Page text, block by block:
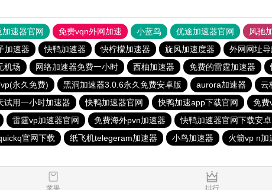
加速器官网 免费vqn外网加速 小蓝鸟 优途加速器官网 风驰
加速器 快鸭加速器 快柠檬加速器 旋风加速度器 外网网址导
机场 网络加速器免费一小时 西柚加速器 免费的雷霆加速器
永久免费) 黑洞加速器3.0.6永久免费安卓版 aurora加速器 云
试用一小时加速器 快鸭加速器官网 快鸭加速app下载官网 免费
雷霆vp加速器官网 免费海外pvn加速器 快鸭加速器官网下载安卓
官网下载 纸飞机telegeram加速器 小鸟加速器 火箭vp n加
苹果 排行